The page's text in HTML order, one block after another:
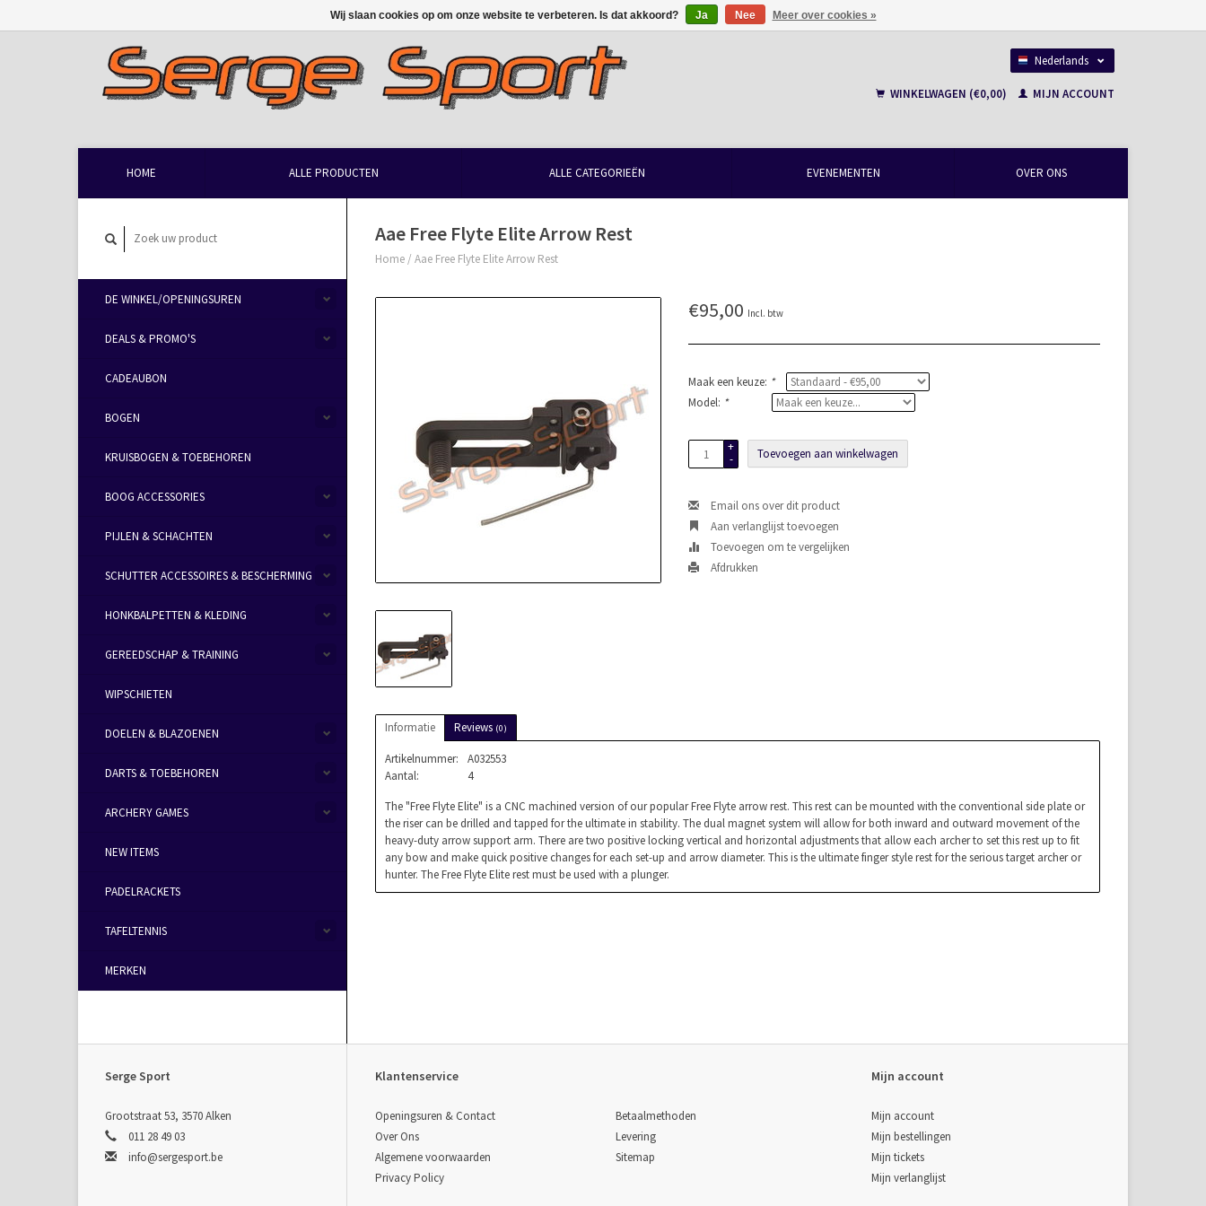
Nederlands
WINKELWAGEN (€0,00)
MIJN ACCOUNT
HOME ALLE PRODUCTEN ALLE CATEGORIEËN EVENEMENTEN OVER ONS
DE WINKEL/OPENINGSUREN
DEALS & PROMO'S
CADEAUBON
BOGEN
KRUISBOGEN & TOEBEHOREN
BOOG ACCESSORIES
PIJLEN & SCHACHTEN
SCHUTTER ACCESSOIRES & BESCHERMING
HONKBALPETTEN & KLEDING
GEREEDSCHAP & TRAINING
WIPSCHIETEN
DOELEN & BLAZOENEN
DARTS & TOEBEHOREN
ARCHERY GAMES
NEW ITEMS
PADELRACKETS
TAFELTENNIS
MERKEN
Aae Free Flyte Elite Arrow Rest
Home / Aae Free Flyte Elite Arrow Rest
€95,00 Incl. btw
Maak een keuze: *
Model: *
+
-
Toevoegen aan winkelwagen
Email ons over dit product
Aan verlanglijst toevoegen
Toevoegen om te vergelijken
Afdrukken
Informatie Reviews (0)
Artikelnummer:
A032553
Aantal:
4
The "Free Flyte Elite" is a CNC machined version of our popular Free Flyte arrow rest. This rest can be mounted with the conventional side plate or
the riser can be drilled and tapped for the ultimate in stability. The dual magnet system will allow for both inward and outward movement of the
heavy-duty arrow support arm. There are two positive locking vertical and horizontal adjustments that allow each archer to set this rest up to fit
any bow and make quick positive changes for each set-up and arrow diameter. This is the ultimate finger style rest for the serious target archer or
hunter. The Free Flyte Elite rest must be used with a plunger.
Serge Sport
Grootstraat 53, 3570 Alken
011 28 49 03
info@sergesport.be
Klantenservice
Openingsuren & Contact
Over Ons
Algemene voorwaarden
Privacy Policy
Betaalmethoden
Levering
Sitemap
Mijn account
Mijn account
Mijn bestellingen
Mijn tickets
Mijn verlanglijst
Wij slaan cookies op om onze website te verbeteren. Is dat akkoord? Ja Nee Meer over cookies »